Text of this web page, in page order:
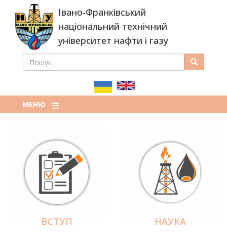
основного
вмісту
Івано-Франківський
національний технічний
університет нафти і газу
ПОШУКОВА
ПОШУК Пошук
МЕНЮ
ВСТУП НАУКА